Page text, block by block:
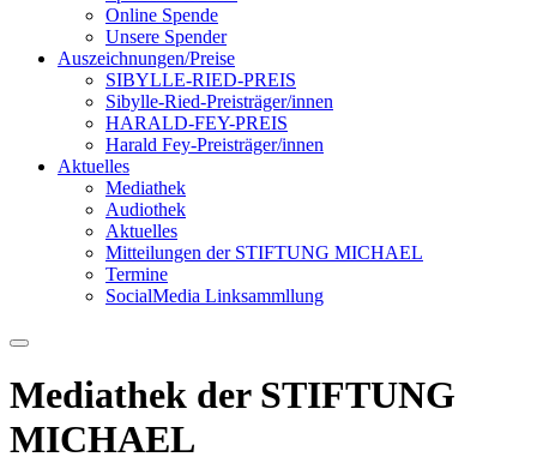
Online Spende
Unsere Spender
Auszeichnungen/Preise
SIBYLLE-RIED-PREIS
Sibylle-Ried-Preisträger/innen
HARALD-FEY-PREIS
Harald Fey-Preisträger/innen
Aktuelles
Mediathek
Audiothek
Aktuelles
Mitteilungen der STIFTUNG MICHAEL
Termine
SocialMedia Linksammllung
Mediathek der STIFTUNG
MICHAEL